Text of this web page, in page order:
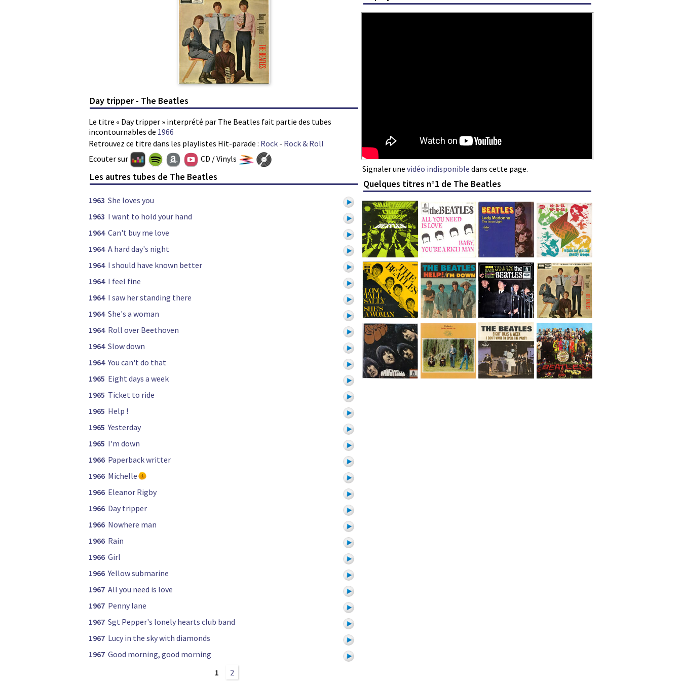
Day tripper - The Beatles
Le titre « Day tripper » interprété par The Beatles fait partie des tubes
incontournables de 1966
Retrouvez ce titre dans les playlistes Hit-parade : Rock - Rock & Roll
Signaler une vidéo indisponible dans cette page.
Ecouter sur CD / Vinyls
Les autres tubes de The Beatles
1963 She loves you
1963 I want to hold your hand
1964 Can't buy me love
1964 A hard day's night
1964 I should have known better
1964 I feel fine
1964 I saw her standing there
1964 She's a woman
1964 Roll over Beethoven
1964 Slow down
1964 You can't do that
1965 Eight days a week
1965 Ticket to ride
1965 Help !
1965 Yesterday
1965 I'm down
1966 Paperback writter
1966 Michelle
1966 Eleanor Rigby
1966 Day tripper
1966 Nowhere man
1966 Rain
1966 Girl
1966 Yellow submarine
1967 All you need is love
1967 Penny lane
1967 Sgt Pepper's lonely hearts club band
1967 Lucy in the sky with diamonds
1967 Good morning, good morning
1
2
Quelques titres n°1 de The Beatles